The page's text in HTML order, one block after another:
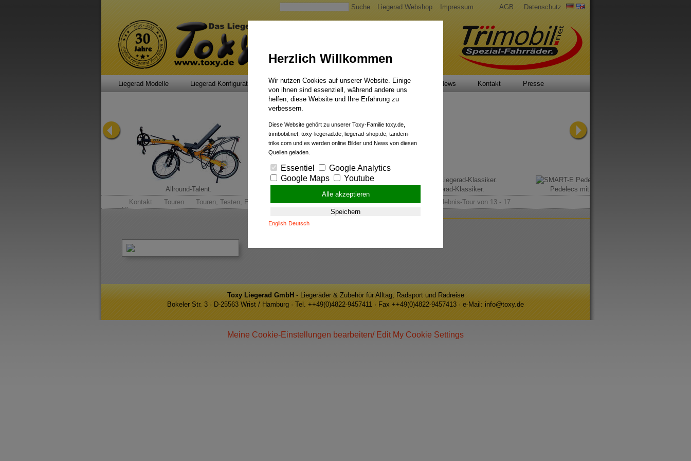
Suche Liegerad Webshop Impressum AGB Datenschutz
Liegerad Modelle Liegerad Konfigurator Faszination Service Qualität Liegerad News Kontakt Presse
Allround-Talent. Liegerad-Klassiker.
Pedelecs mit Rückenwind.
Kontakt
Touren
Touren, Testen, Erleben & Genießen im Holsteiner Auenland - Geführte Liegerad-Erlebnis-Tour von 13 - 17
Uhr
Toxy Liegerad GmbH- Liegeräder & Zubehör für Alltag, Radsport und Radreise
Bokeler Str. 3 · D-25563 Wrist / Hamburg · Tel. ++49(0)4822-9457411 · Fax ++49(0)4822-9457413 · e-Mail: info@toxy.de
Herzlich Willkommen
Wir nutzen Cookies auf unserer Website. Einige
von ihnen sind essenziell, während andere uns
helfen, diese Website und Ihre Erfahrung zu
verbessern.
Diese Website gehört zu unserer Toxy-Familie toxy.de,
trimbobil.net, toxy-liegerad.de, liegerad-shop.de, tandem-
trike.com und es werden online Bilder und News von diesen
Quellen geladen.
Essentiel
Google Analytics
Google Maps
Youtube
Alle akzeptieren
Speichern
English Deutsch
Meine Cookie-Einstellungen bearbeiten/ Edit My Cookie Settings